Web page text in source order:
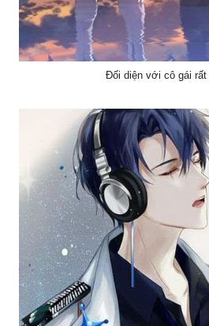
Đối diện với cô gái rất